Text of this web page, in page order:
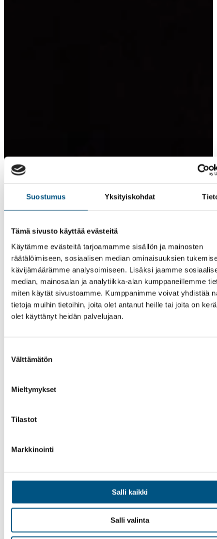
Suostumus Yksityiskohdat
Tämä sivusto käyttää evästeitä
Käytämme evästeitä tarjoamamme sisällön ja mainosten
räätälöimiseen, sosiaalisen median ominaisuuksien
kävijämäärämme analysoimiseen. Lisäksi jaamme
median, mainosalan ja analytiikka-alan kumppaneillemme
miten käytät sivustoamme. Kumppanimme voivat yhdistää
tietoja muihin tietoihin, joita olet antanut heille tai joita on
olet käyttänyt heidän palvelujaan.
valinta
Välttämätön
Mieltymykset
Tilastot
Markkinointi
Salli kaikki
Salli valinta